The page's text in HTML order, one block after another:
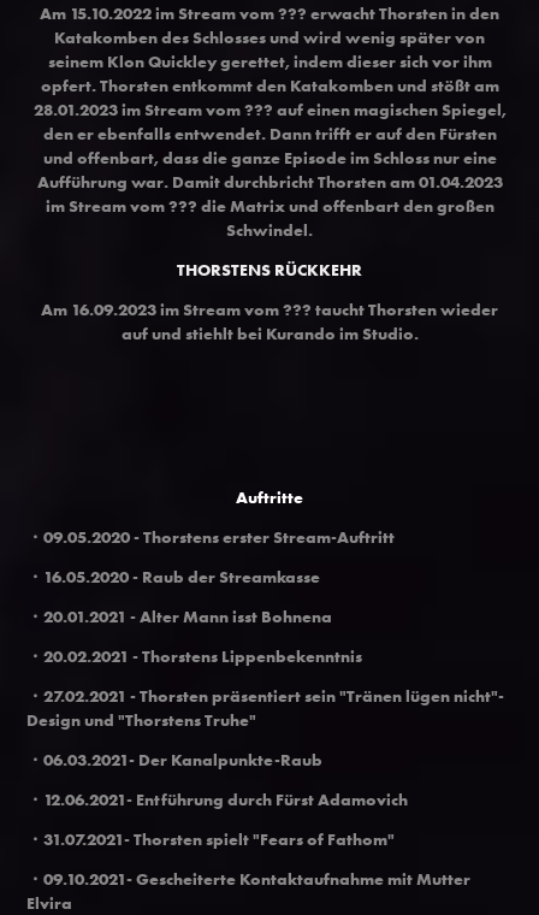
Am 15.10.2022 im Stream vom??? erwacht Thorsten in den
Katakomben des Schlosses und wird wenig später von
seinem Klon Quickley gerettet, indem dieser sich vor ihm
opfert. Thorsten entkommt den Katakomben und stößt am
28.01.2023 im Stream vom??? auf einen magischen Spiegel,
den er ebenfalls entwendet. Dann trifft er auf den Fürsten
und offenbart, dass die ganze Episode im Schloss nur eine
Aufführung war. Damit durchbricht Thorsten am01.04.2023
im Stream vom??? die Matrix und offenbart den großen
Schwindel.
THORSTENS RÜCKKEHR
Am 16.09.2023 im Stream vom??? taucht Thorsten wieder
auf und stiehlt bei Kurando im Studio.
Auftritte
・09.05.2020 - Thorstens erster Stream-Auftritt
・ 16.05.2020 - Raub der Streamkasse
・20.01.2021 - Alter Mann isst Bohnena
・20.02.2021 - Thorstens Lippenbekenntnis
・27.02.2021 - Thorsten präsentiert sein "Tränen lügen nicht"-
Design und "Thorstens Truhe"
・06.03.2021- Der Kanalpunkte-Raub
・12.06.2021- Entführung durch Fürst Adamovich
・31.07.2021- Thorsten spielt "Fears of Fathom"
・09.10.2021- Gescheiterte Kontaktaufnahme mit Mutter
Elvira